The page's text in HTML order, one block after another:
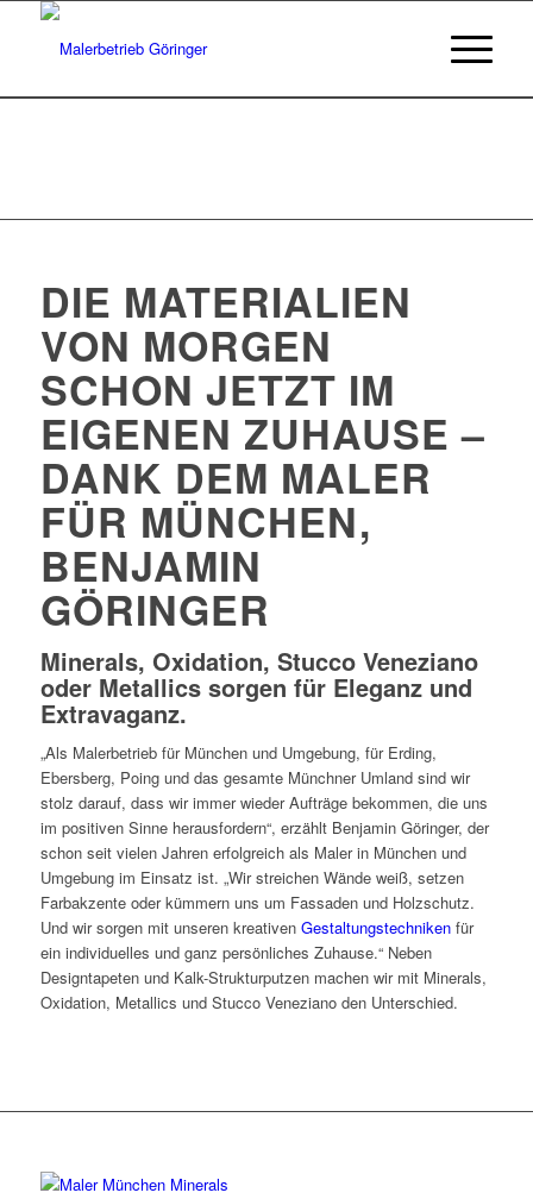
DIE MATERIALIEN
VON MORGEN
SCHON JETZT IM
EIGENEN ZUHAUSE –
DANK DEM MALER
FÜR MÜNCHEN,
BENJAMIN
GÖRINGER
Minerals, Oxidation, Stucco Veneziano
oder Metallics sorgen für Eleganz und
Extravaganz.
„Als Malerbetrieb für München und Umgebung, für Erding,
Ebersberg, Poing und das gesamte Münchner Umland sind wir
stolz darauf, dass wir immer wieder Aufträge bekommen, die uns
im positiven Sinne herausfordern“, erzählt Benjamin Göringer, der
schon seit vielen Jahren erfolgreich als Maler in München und
Umgebung im Einsatz ist. „Wir streichen Wände weiß, setzen
Farbakzente oder kümmern uns um Fassaden und Holzschutz.
Und wir sorgen mit unseren kreativen Gestaltungstechnikenfür
ein individuelles und ganz persönliches Zuhause.“ Neben
Designtapeten und Kalk-Strukturputzen machen wir mit Minerals,
Oxidation, Metallics und Stucco Veneziano den Unterschied.